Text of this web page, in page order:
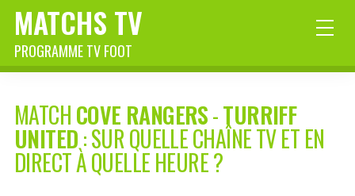
MATCHS TV
PROGRAMME TV FOOT
MATCHCOVE RANGERS-TURRIFF
UNITED: SUR QUELLE CHAÎNE TV ET EN
DIRECT À QUELLE HEURE ?